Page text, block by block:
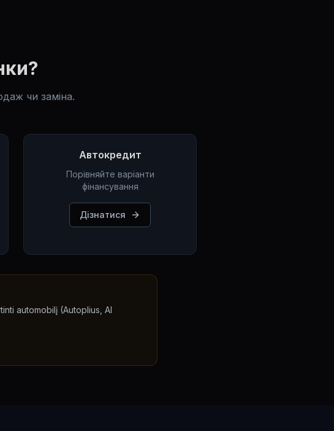
чи заміна.
Автокредит
Порівняйте варіанти
фінансування
Дізнатися
automobilį (Autoplius, AI